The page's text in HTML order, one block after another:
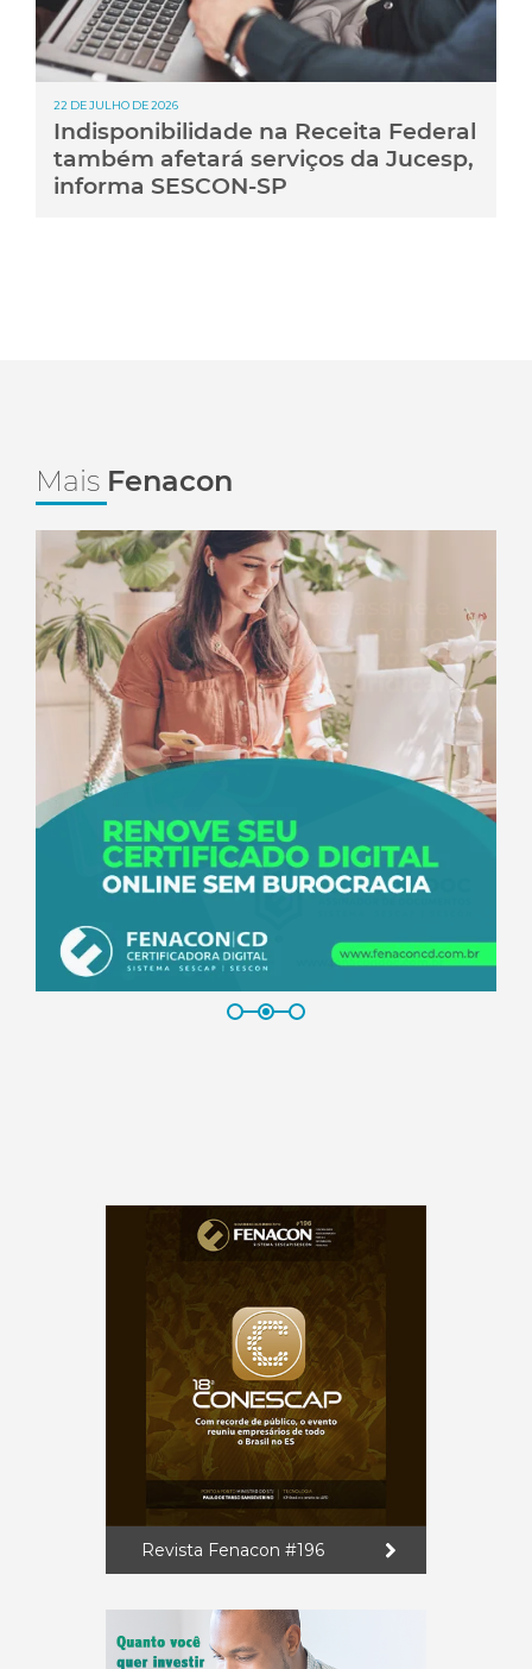
22 DE JULHO DE 2026
Indisponibilidade na Receita Federal
também afetará serviços da Jucesp,
informa SESCON-SP
Mais Fenacon
Revista Fenacon #196